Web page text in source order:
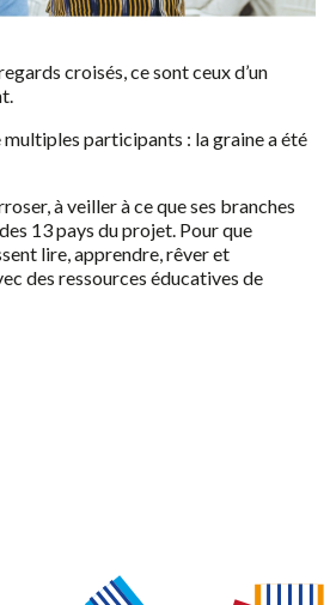
croisés, ce sont ceux d’un
multiples participants : la graine a été
à veiller à ce que ses branches
13 pays du projet. Pour que
lire, apprendre, rêver et
des ressources éducatives de